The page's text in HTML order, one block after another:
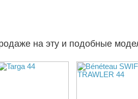
на эту и подобные